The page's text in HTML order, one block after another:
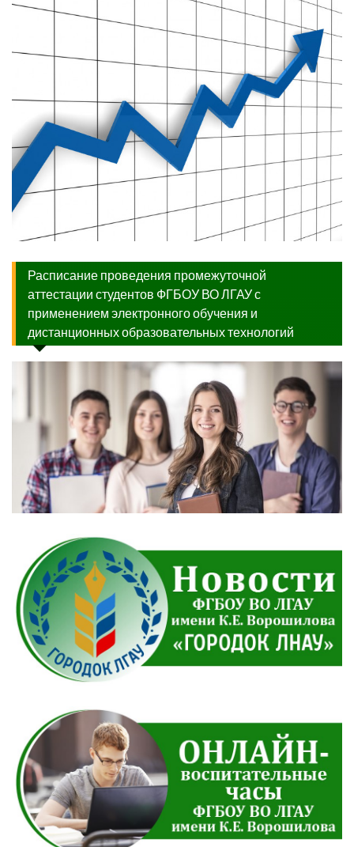
Расписание проведения промежуточной
аттестации студентов ФГБОУ ВО ЛГАУ с
применением электронного обучения и
дистанционных образовательных технологий